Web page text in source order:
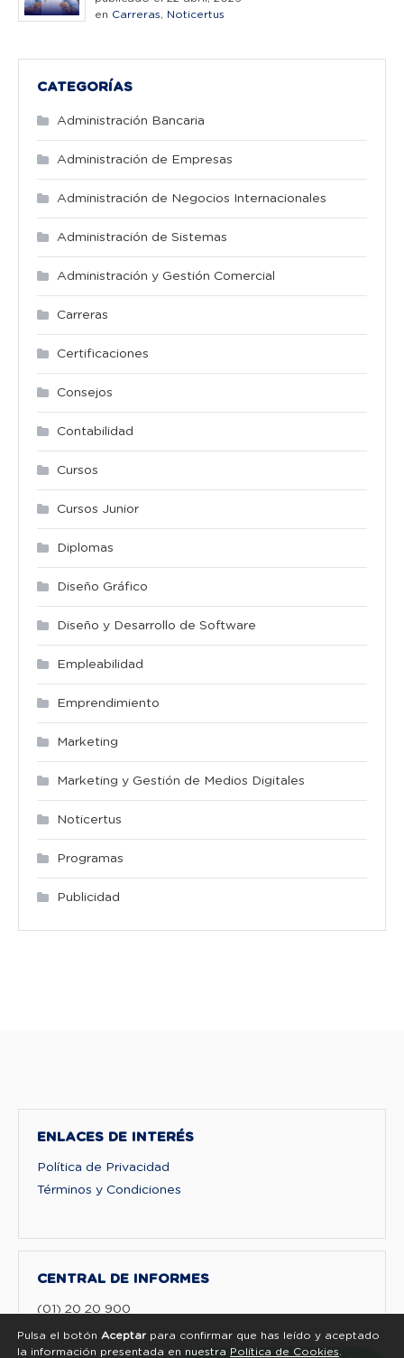
en Carreras, Noticertus
CATEGORÍAS
Administración Bancaria
Administración de Empresas
Administración de Negocios Internacionales
Administración de Sistemas
Administración y Gestión Comercial
Carreras
Certificaciones
Consejos
Contabilidad
Cursos
Cursos Junior
Diplomas
Diseño Gráfico
Diseño y Desarrollo de Software
Empleabilidad
Emprendimiento
Marketing
Marketing y Gestión de Medios Digitales
Noticertus
Programas
Publicidad
ENLACES DE INTERÉS
Política de Privacidad
Términos y Condiciones
CENTRAL DE INFORMES
(01) 20 20 900
Pulsa el botón Aceptar para confirmar que has leído y aceptado
la información presentada en nuestra Política de Cookies